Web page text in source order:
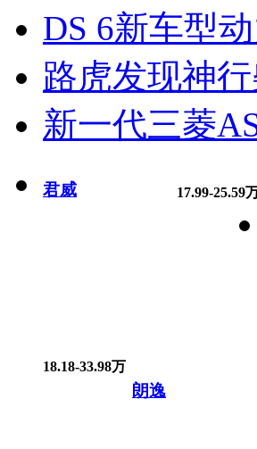
DS 6新车型
路虎发现神
新一代三菱
君威 17.99-25.59
18.18-33.98万
朗逸